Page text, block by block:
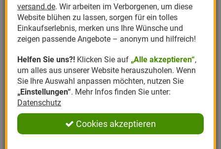
Anzucht
Dünger
Erde
Kompost
Pflanzenstärkung
Nützlinge Nützlinge gegen
Nützlingsarten
Nützlingsförderung
Nützlingszubehör
Hersteller
Biplantol
Felco
Gloria
Greenfield
Romberg
Themenwelt
Gemüsegarten
Rasen
Rosen
Ziergarten
Kräutergarten
Ratgeber
Aktuelle Themen
Schädlinge aktuell
Angebote
Sparsets / Set-
Angebote
versand.de. Wir arbeiten im Verborgenen, um diese
Website blühen zu lassen, sorgen für ein tolles
Einkaufserlebnis, merken uns Ihre Wünsche und
zeigen passende Angebote – anonym und hilfreich!
Helfen Sie uns?! Klicken Sie auf „Alle akzeptieren“,
um alles aus unserer Website herauszuholen. Wenn
Sie Ihre Auswahl anpassen möchten, nutzen Sie
„Einstellungen“. Mehr Infos finden Sie unter:
Datenschutz
Cookies akzeptieren